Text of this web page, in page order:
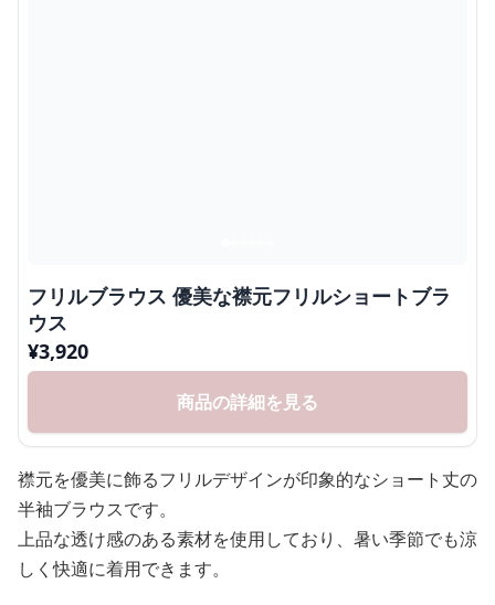
フリルブラウス 優美な襟元フリルショートブラ
ウス
¥3,920
商品の詳細を見る
襟元を優美に飾るフリルデザインが印象的なショート丈の
半袖ブラウスです。
上品な透け感のある素材を使用しており、暑い季節でも涼
しく快適に着用できます。